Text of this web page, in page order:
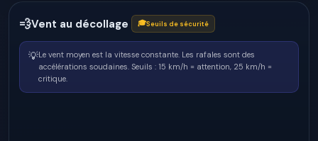
💨Vent au décollage 🎓Seuils de sécurité
💡Le vent moyen est la vitesse constante. Les rafales sont des
accélérations soudaines. Seuils : 15 km/h = attention, 25 km/h =
critique.